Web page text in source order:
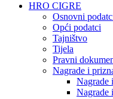
HRO CIGRE
Osnovni
Opći podatci
Tajništvo
Tijela
Pravni
Nagrade i
Nagrade
Nagrade